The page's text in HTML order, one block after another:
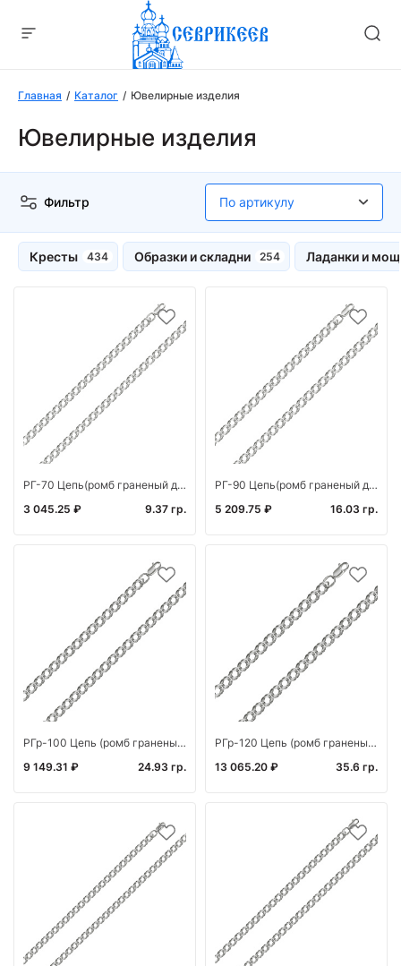
Главная Каталог Ювелирные изделия
Ювелирные изделия
Фильтр
Кресты Образки и складни Ладанки и
РГ-70 Цепь(ромб граненый двойной) (Ag 925)
3 045.25 ₽
9.37 гр.
РГ-90 Цепь(ромб граненый двойной) (Ag 925)
5 209.75 ₽
16.03 гр.
РГр-100 Цепь (ромб граненый родированный) (Ag 925)
9 149.31 ₽
24.93 гр.
РГр-120 Цепь (ромб граненый родированный) (Ag 925)
13 065.20 ₽
35.6 гр.